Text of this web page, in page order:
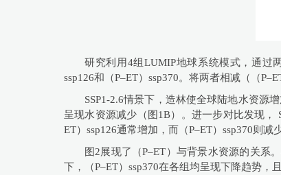
研究利用4组LUMIP地球系统模式，通过
ssp126和（P–ET）ssp370。将两者相减（（
SSP1-2.6情景下，造林使全球陆地水资源
呈现水资源减少（图1B）。进一步对比发现，
ET）ssp126通常增加，而（P–ET）ssp370则减少
图2展现了（P–ET）与背景水资源的关系
下，（P–ET）ssp370在各组均呈现下降趋势